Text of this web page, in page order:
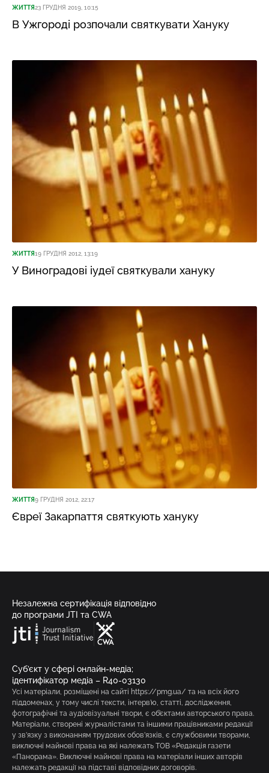
ЖИТТЯ23 ГРУДНЯ 2019, 10:15
В Ужгороді розпочали святкувати Хануку
ЖИТТЯ19 ГРУДНЯ 2012, 13:19
У Виноградові іудеї святкували хануку
ЖИТТЯ9 ГРУДНЯ 2012, 22:17
Євреї Закарпаття святкують хануку
Незалежна сертифікація відповідно
до програми JTI та CWA
Суб’єкт у сфері онлайн-медіа;
ідентифікатор медіа – R40-03130
Усі матеріали, розміщені на сайті https://pmg.ua/ та на всіх його
піддоменах, у тому числі тексти, інтерв’ю, статті, дослідження,
фотографічні та аудіовізуальні твори, є об’єктами авторського права.
Матеріали, створені журналістами та іншими працівниками редакції
у зв’язку з виконанням трудових обов’язків, є службовими творами,
виключні майнові права на які належать ТОВ «Редакція газети
«Панорама». Виключні майнові права на матеріали інших авторів
належать редакції на підставі відповідних договорів.